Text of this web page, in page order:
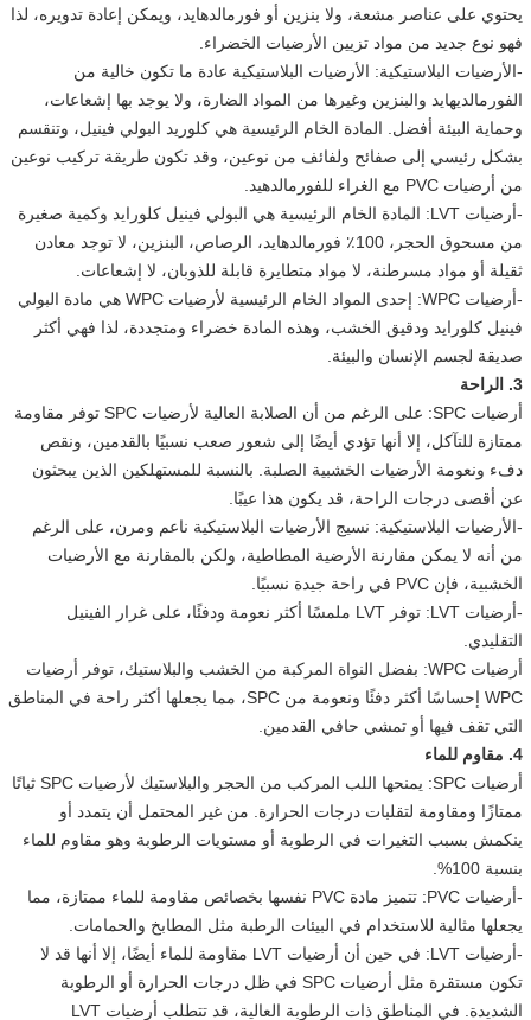
يحتوي على عناصر مشعة، ولا بنزين أو فورمالدهايد، ويمكن إعادة تدويره، لذا
فهو نوع جديد من مواد تزيين الأرضيات الخضراء.
-الأرضيات البلاستيكية: الأرضيات البلاستيكية عادة ما تكون خالية من
الفورمالديهايد والبنزين وغيرها من المواد الضارة، ولا يوجد بها إشعاعات،
وحماية البيئة أفضل. المادة الخام الرئيسية هي كلوريد البولي فينيل، وتنقسم
بشكل رئيسي إلى صفائح ولفائف من نوعين، وقد تكون طريقة تركيب نوعين
من أرضيات PVC مع الغراء للفورمالدهيد.
-أرضيات LVT: المادة الخام الرئيسية هي البولي فينيل كلورايد وكمية صغيرة
من مسحوق الحجر، 100٪ فورمالدهايد، الرصاص، البنزين، لا توجد معادن
ثقيلة أو مواد مسرطنة، لا مواد متطايرة قابلة للذوبان، لا إشعاعات.
-أرضيات WPC: إحدى المواد الخام الرئيسية لأرضيات WPC هي مادة البولي
فينيل كلورايد ودقيق الخشب، وهذه المادة خضراء ومتجددة، لذا فهي أكثر
صديقة لجسم الإنسان والبيئة.
3. الراحة
أرضيات SPC: على الرغم من أن الصلابة العالية لأرضيات SPC توفر مقاومة
ممتازة للتآكل، إلا أنها تؤدي أيضًا إلى شعور صعب نسبيًا بالقدمين، ونقص
دفء ونعومة الأرضيات الخشبية الصلبة. بالنسبة للمستهلكين الذين يبحثون
عن أقصى درجات الراحة، قد يكون هذا عيبًا.
-الأرضيات البلاستيكية: نسيج الأرضيات البلاستيكية ناعم ومرن، على الرغم
من أنه لا يمكن مقارنة الأرضية المطاطية، ولكن بالمقارنة مع الأرضيات
الخشبية، فإن PVC في راحة جيدة نسبيًا.
-أرضيات LVT: توفر LVT ملمسًا أكثر نعومة ودفئًا، على غرار الفينيل
التقليدي.
أرضيات WPC: بفضل النواة المركبة من الخشب والبلاستيك، توفر أرضيات
WPC إحساسًا أكثر دفئًا ونعومة من SPC، مما يجعلها أكثر راحة في المناطق
التي تقف فيها أو تمشي حافي القدمين.
4. مقاوم للماء
أرضيات SPC: يمنحها اللب المركب من الحجر والبلاستيك لأرضيات SPC ثباتًا
ممتازًا ومقاومة لتقلبات درجات الحرارة. من غير المحتمل أن يتمدد أو
ينكمش بسبب التغيرات في الرطوبة أو مستويات الرطوبة وهو مقاوم للماء
بنسبة 100%.
-أرضيات PVC: تتميز مادة PVC نفسها بخصائص مقاومة للماء ممتازة، مما
يجعلها مثالية للاستخدام في البيئات الرطبة مثل المطابخ والحمامات.
-أرضيات LVT: في حين أن أرضيات LVT مقاومة للماء أيضًا، إلا أنها قد لا
تكون مستقرة مثل أرضيات SPC في ظل درجات الحرارة أو الرطوبة
الشديدة. في المناطق ذات الرطوبة العالية، قد تتطلب أرضيات LVT